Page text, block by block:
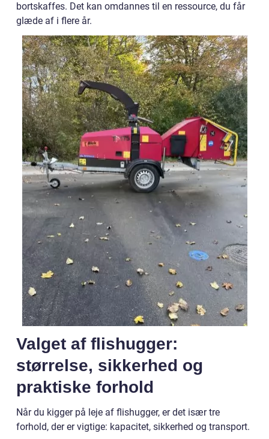
bortskaffes. Det kan omdannes til en ressource, du får
glæde af i flere år.
Valget af flishugger:
størrelse, sikkerhed og
praktiske forhold
Når du kigger på leje af flishugger, er det især tre
forhold, der er vigtige: kapacitet, sikkerhed og transport.